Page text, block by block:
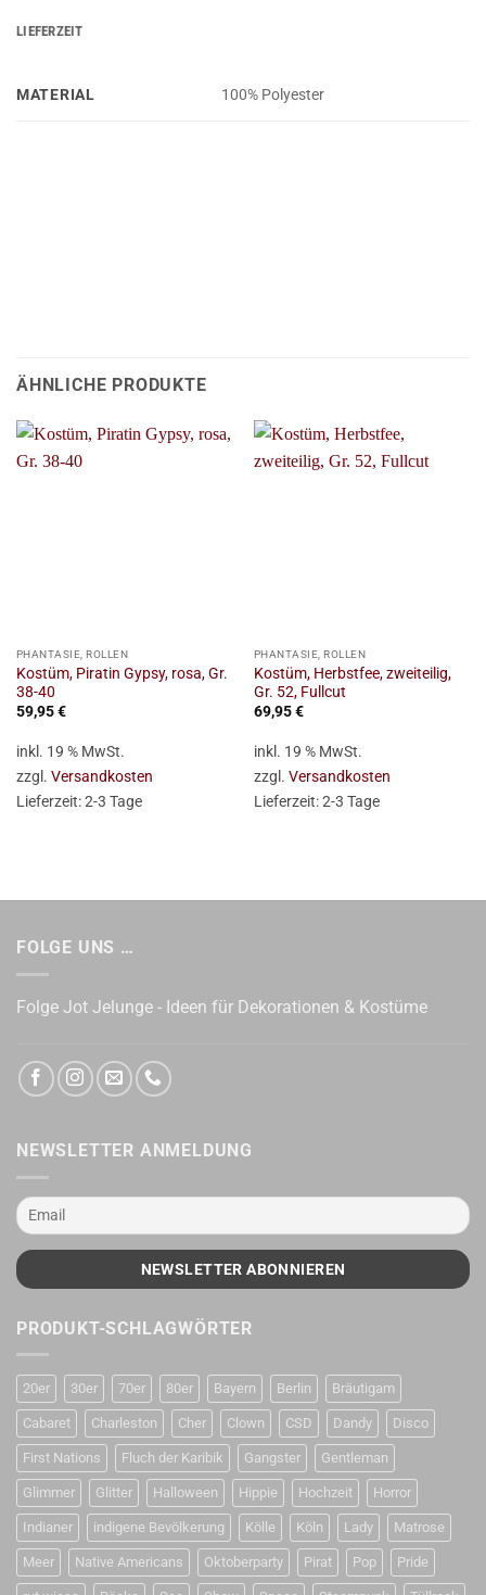
LIEFERZEIT
MATERIAL 100% Polyester
ÄHNLICHE PRODUKTE
PHANTASIE, ROLLEN
Kostüm, Piratin Gypsy, rosa, Gr.
38-40
59,95€
inkl. 19 % MwSt.
zzgl. Versandkosten
Lieferzeit:2-3 Tage
PHANTASIE, ROLLEN
Kostüm, Herbstfee, zweiteilig,
Gr. 52, Fullcut
69,95€
inkl. 19 % MwSt.
zzgl. Versandkosten
Lieferzeit:2-3 Tage
FOLGE UNS …
Folge Jot Jelunge - Ideen für Dekorationen & Kostüme
NEWSLETTER ANMELDUNG
PRODUKT-SCHLAGWÖRTER
20er 30er 70er 80er Bayern Berlin Bräutigam
Cabaret Charleston Cher Clown CSD Dandy Disco
First Nations Fluch der Karibik Gangster Gentleman
Glimmer Glitter Halloween Hippie Hochzeit Horror
Indianer indigene Bevölkerung Kölle Köln Lady Matrose
Meer Native Americans Oktoberparty Pirat Pop Pride